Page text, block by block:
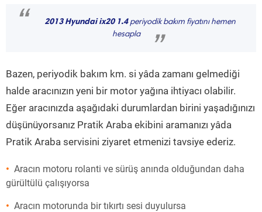
“ 2013 Hyundai ix20 1.4periyodik bakım fiyatını hemen
hesapla
”
Bazen, periyodik bakım km. si yâda zamanı gelmediği
halde aracınızın yeni bir motor yağına ihtiyacı olabilir.
Eğer aracınızda aşağıdaki durumlardan birini yaşadığınızı
düşünüyorsanız Pratik Araba ekibini aramanızı yâda
Pratik Araba servisini ziyaret etmenizi tavsiye ederiz.
Aracın motoru rolanti ve sürüş anında olduğundan daha
gürültülü çalışıyorsa
Aracın motorunda bir tıkırtı sesi duyulursa